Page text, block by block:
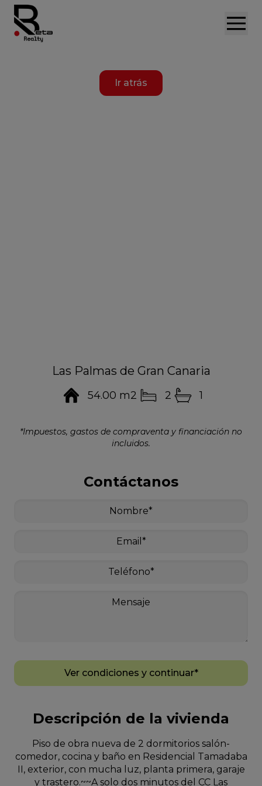
Ir atrás
Las Palmas de Gran Canaria
54.00 m2 2 1
*Impuestos, gastos de compraventa y financiación no
incluidos.
Contáctanos
Ver condiciones y continuar*
Descripción de la vivienda
Piso de obra nueva de 2 dormitorios salón-
comedor, cocina y baño en Residencial Tamadaba
II, exterior, con mucha luz, planta primera, garaje
y trastero.~~A solo dos minutos del CC Las